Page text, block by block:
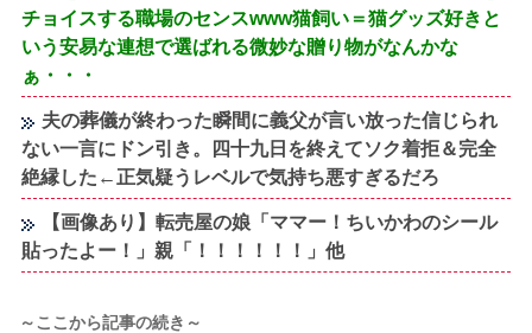
チョイスする職場のセンスwww猫飼い＝猫グッズ好きと
いう安易な連想で選ばれる微妙な贈り物がなんかな
ぁ・・・
夫の葬儀が終わった瞬間に義父が言い放った信じられ
ない一言にドン引き。四十九日を終えてソク着拒＆完全
絶縁した←正気疑うレベルで気持ち悪すぎるだろ
【画像あり】転売屋の娘「ママー！ちいかわのシール
貼ったよー！」親「！！！！！！」他
～ここから記事の続き～